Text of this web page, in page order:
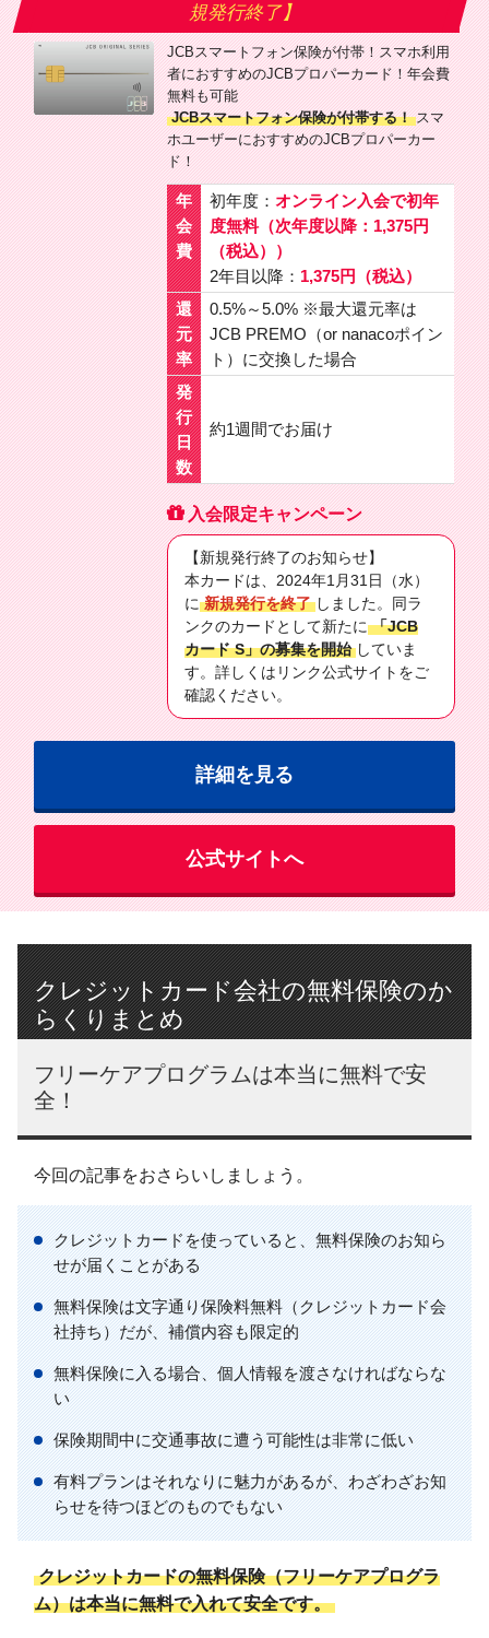
規発行終了】
JCBスマートフォン保険が付帯！スマホ利用
者におすすめのJCBプロパーカード！年会費
無料も可能
JCBスマートフォン保険が付帯する！ スマ
ホユーザーにおすすめのJCBプロパーカー
ド！
年
会
費
初年度： オンライン入会で初年
度無料（次年度以降：1,375円
（税込））
2年目以降： 1,375円（税込）
還
元
率
0.5%～5.0% ※最大還元率は
JCB PREMO（or nanacoポイン
ト）に交換した場合
発
行
日
数
約1週間でお届け
入会限定キャンペーン
【新規発行終了のお知らせ】
本カードは、2024年1月31日（水）
に 新規発行を終了 しました。同ラ
ンクのカードとして新たに 「JCB
カード S」の募集を開始 していま
す。詳しくはリンク公式サイトをご
確認ください。
詳細を見る
公式サイトへ
クレジットカード会社の無料保険のか
らくりまとめ
フリーケアプログラムは本当に無料で安
全！
今回の記事をおさらいしましょう。
クレジットカードを使っていると、無料保険のお知ら
せが届くことがある
無料保険は文字通り保険料無料（クレジットカード会
社持ち）だが、補償内容も限定的
無料保険に入る場合、個人情報を渡さなければならな
い
保険期間中に交通事故に遭う可能性は非常に低い
有料プランはそれなりに魅力があるが、わざわざお知
らせを待つほどのものでもない
クレジットカードの無料保険（フリーケアプログラ
ム）は本当に無料で入れて安全です。